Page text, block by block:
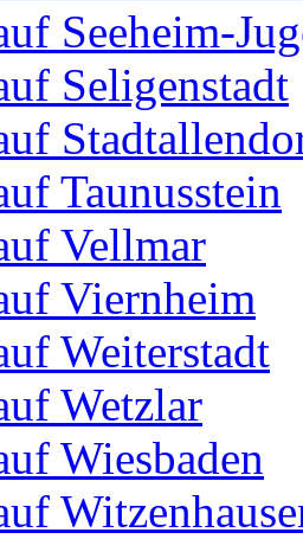
Seeheim-
Seligenstadt
Taunusstein
Vellmar
Viernheim
Weiterstadt
Wetzlar
Wiesbaden